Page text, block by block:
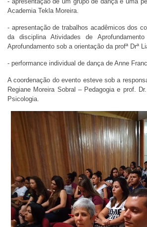
Academia Tekla Moreira.
- apresentação de trabalhos acadêmicos dos
da disciplina Atividades de
Aprofundamento sob a orientação da profª Drª
- performance individual de dança de Anne
A coordenação do evento esteve sob a
Regiane Moreira Sobral – Pedagogia e prof.
Psicologia.